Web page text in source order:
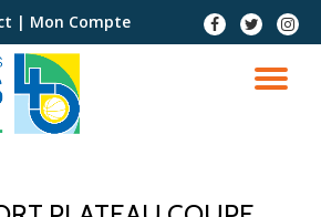
| Mon Compte